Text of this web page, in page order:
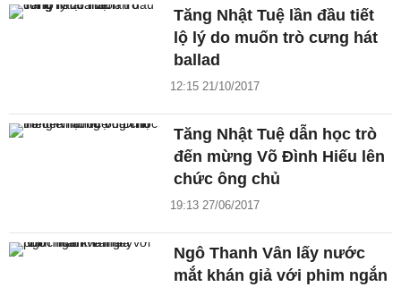
Tăng Nhật Tuệ lần đầu tiết
lộ lý do muốn trò cưng hát
ballad
12:15 21/10/2017
Tăng Nhật Tuệ dẫn học trò
đến mừng Võ Đình Hiếu lên
chức ông chủ
19:13 27/06/2017
Ngô Thanh Vân lấy nước
mắt khán giả với phim ngắn